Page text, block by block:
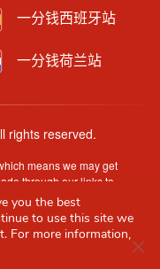
一分钱西班牙站
一分钱荷兰站
rights reserved.
means we may get
through our links to
merchants. Some
AI and is provided for
change without prior
you the best
to use this site we
For more information,